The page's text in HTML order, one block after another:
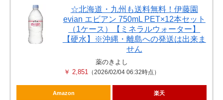
☆北海道・九州も送料無料！伊藤園
evian エビアン 750mL PET×12本セット
（1ケース）【ミネラルウォーター】
【硬水】※沖縄・離島への発送は出来ま
せん
薬のきよし
￥ 2,851 （2026/02/04 06:32時点）
Amazon 楽天